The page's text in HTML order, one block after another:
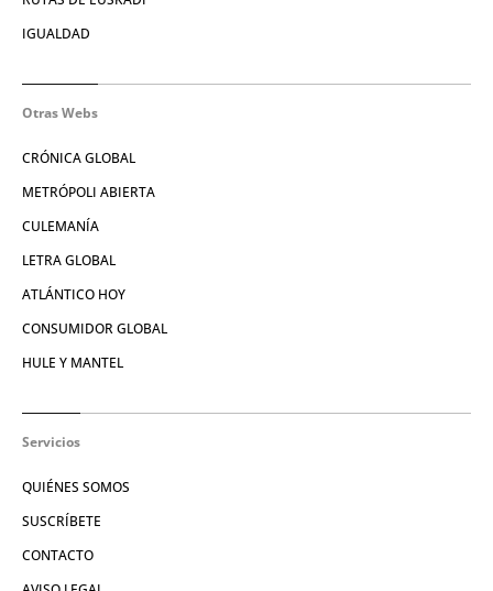
IGUALDAD
Otras Webs
CRÓNICA GLOBAL
METRÓPOLI ABIERTA
CULEMANÍA
LETRA GLOBAL
ATLÁNTICO HOY
CONSUMIDOR GLOBAL
HULE Y MANTEL
Servicios
QUIÉNES SOMOS
SUSCRÍBETE
CONTACTO